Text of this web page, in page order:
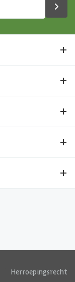
Herroepingsrecht